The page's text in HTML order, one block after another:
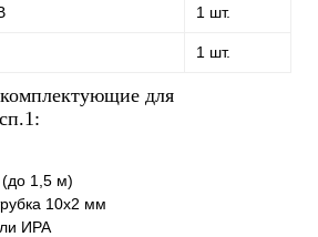
1 шт.
1 шт.
для
1,5 м)
10х2 мм
ИРА